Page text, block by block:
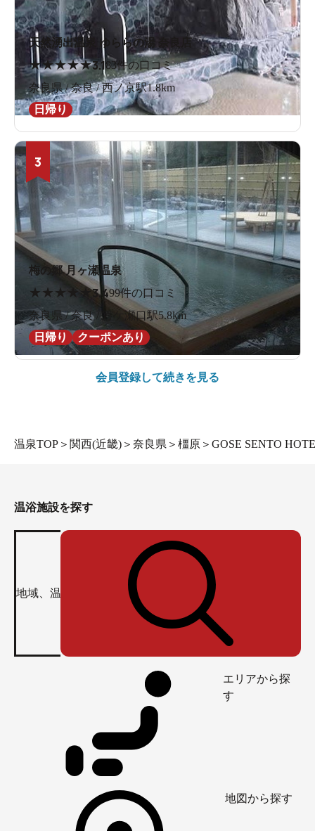
天然湧出温泉 ゆららの湯 奈良店
★★★★★3.183件の口コミ
奈良県 / 奈良 / 西ノ京駅1.8km
日帰り
3
梅の郷 月ヶ瀬温泉
★ ★ ★ ★ ★3.499件の口コミ
奈良県 / 奈良 / 月ケ瀬口駅5.8km
日帰り
クーポンあり
会員登録して続きを見る
温泉TOP ＞ 関西(近畿) ＞ 奈良県 ＞ 橿原 ＞ GOSE SENTO
温浴施設を探す
エリアから探
す
地図から探す